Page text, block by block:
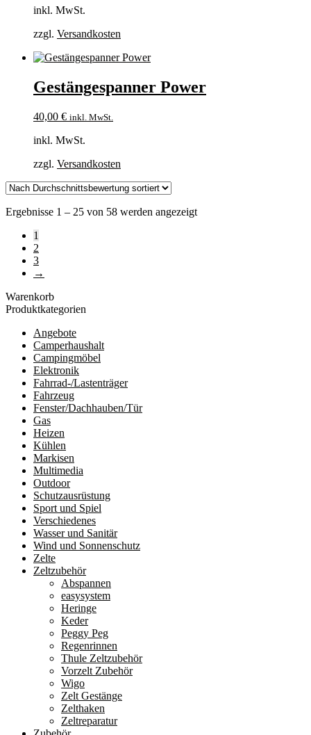
inkl. MwSt.
zzgl. Versandkosten
Gestängespanner Power
40,00 € inkl. MwSt.
inkl. MwSt.
zzgl. Versandkosten
Ergebnisse 1 – 25 von 58 werden angezeigtNach
1
2
3
→
Warenkorb
Produktkategorien
Angebote
Camperhaushalt
Campingmöbel
Elektronik
Fahrrad-/Lastenträger
Fahrzeug
Fenster/Dachhauben/Tür
Gas
Heizen
Kühlen
Markisen
Multimedia
Outdoor
Schutzausrüstung
Sport und Spiel
Verschiedenes
Wasser und Sanitär
Wind und Sonnenschutz
Zelte
Zeltzubehör
Abspannen
easysystem
Heringe
Keder
Peggy Peg
Regenrinnen
Thule Zeltzubehör
Vorzelt Zubehör
Wigo
Zelt Gestänge
Zelthaken
Zeltreparatur